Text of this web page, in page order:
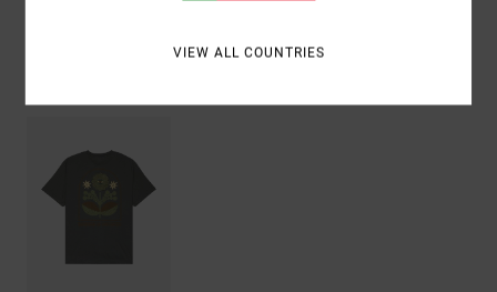
VIEW ALL COUNTRIES